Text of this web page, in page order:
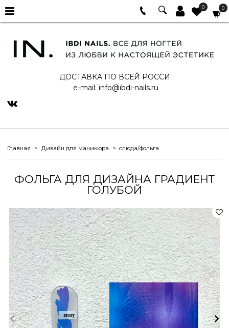
0 0
ДОСТАВКА ПО ВСЕЙ РОССИ
e-mail: info@ibdi-nails.ru
Главная Дизайн для маникюра слюда/фольга
ФОЛЬГА ДЛЯ ДИЗАЙНА ГРАДИЕНТ
ГОЛУБОЙ